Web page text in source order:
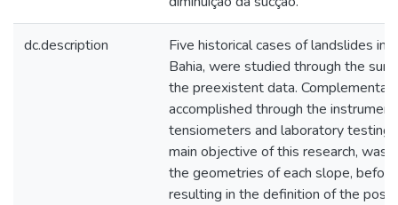
dc.description
Five historical cases of landslides in
Bahia, were studied through the
the preexistent data.
accomplished through the
tensiometers and laboratory testing.
main objective of this research, was
the geometries of each slope,
resulting in the definition of the